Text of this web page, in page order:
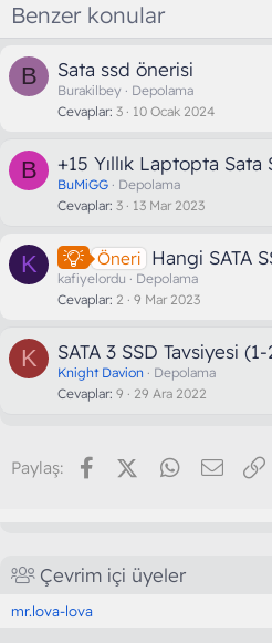
Benzer konular
B Sata ssd önerisi
Burakilbey
Depolama
Cevaplar 3 10 Ocak 2024
B +15 Yıllık Laptopta Sata
BuMiGG
Depolama
Cevaplar 3 13 Mar 2023
K Öneri Hangi SATA
kafiyelordu
Depolama
Cevaplar 2 9 Mar 2023
K SATA 3 SSD Tavsiyesi
Knight Davion
Depolama
Cevaplar 9 29 Ara 2022
Paylaş: FacebookX (Twitter)WhatsApp
E-
Çevrim içi üyeler
mr.lova-lova